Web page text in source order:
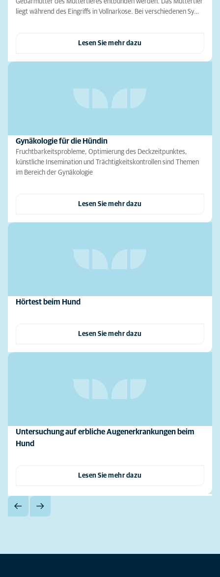
Gebärmutter des Muttertieres entbunden werden. Das Muttertier
liegt während des Eingriffs in Vollnarkose. Bei verschiedenen Sy…
Lesen Sie mehr dazu
Gynäkologie für die Hündin
Fruchtbarkeitsprobleme, Optimierung des Deckzeitpunktes,
künstliche Insemination und Trächtigkeitskontrollen sind Themen
im Bereich der Gynäkologie
Lesen Sie mehr dazu
Hörtest beim Hund
Lesen Sie mehr dazu
Untersuchung auf erbliche Augenerkrankungen beim
Hund
Lesen Sie mehr dazu